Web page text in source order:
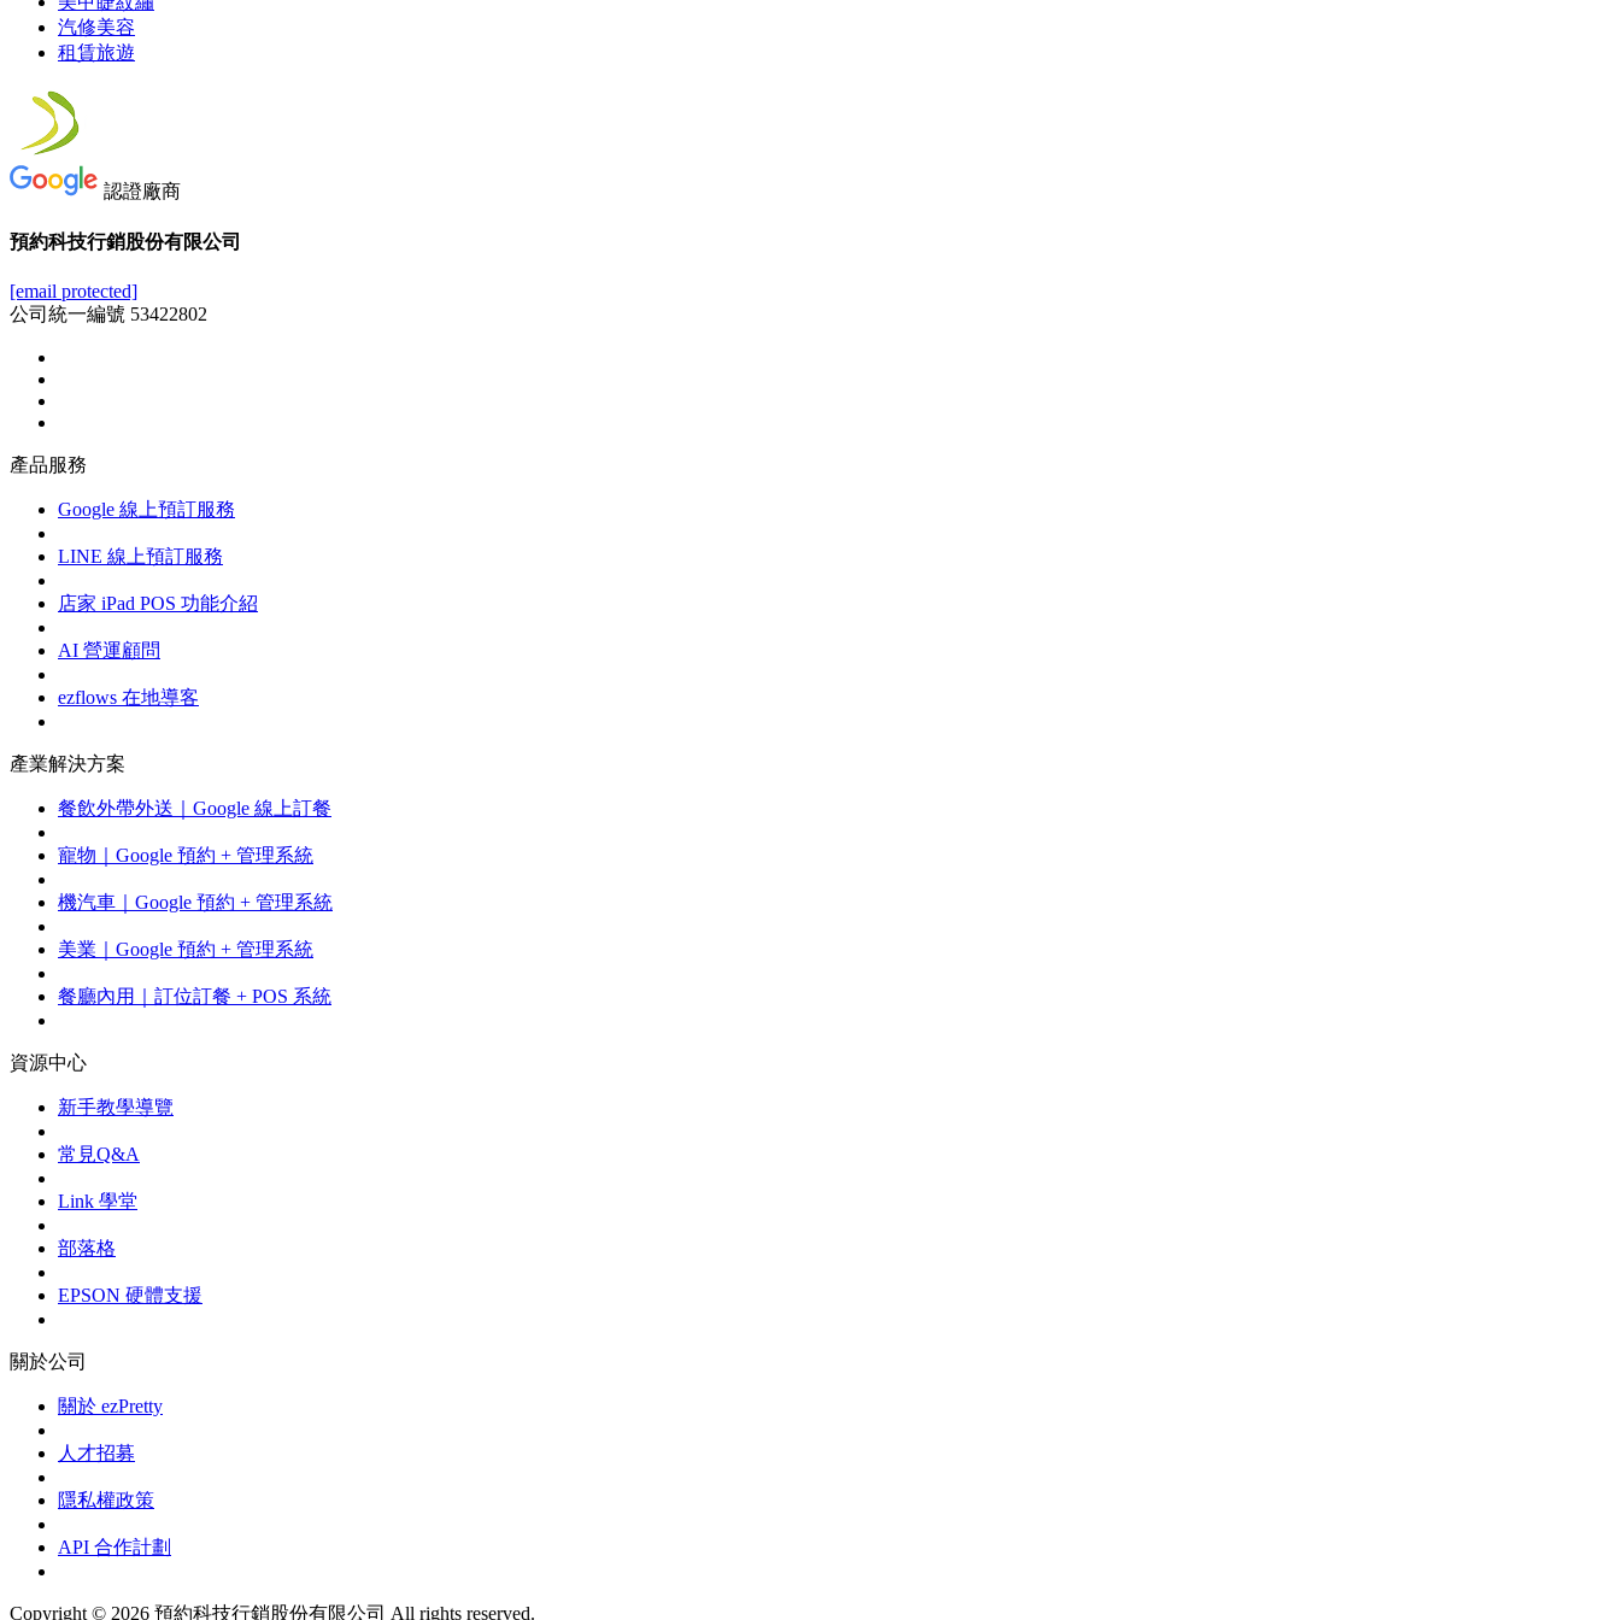
汽修美容
租賃旅遊
認證廠商
預約科技行銷股份有限公司
[email protected]
公司統一編號 53422802
產品服務
Google 線上預訂服務
LINE 線上預訂服務
店家 iPad POS 功能介紹
AI 營運顧問
ezflows 在地導客
產業解決方案
餐飲外帶外送｜Google 線上訂餐
寵物｜Google 預約 + 管理系統
機汽車｜Google 預約 + 管理系統
美業｜Google 預約 + 管理系統
餐廳內用｜訂位訂餐 + POS 系統
資源中心
新手教學導覽
常見Q&A
Link 學堂
部落格
EPSON 硬體支援
關於公司
關於 ezPretty
人才招募
隱私權政策
API 合作計劃
Copyright © 2026 預約科技行銷股份有限公司 All rights reserved.